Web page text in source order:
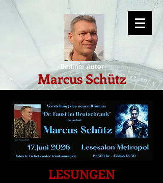
-Berliner Autor-
Marcus Schütz
LESUNGEN